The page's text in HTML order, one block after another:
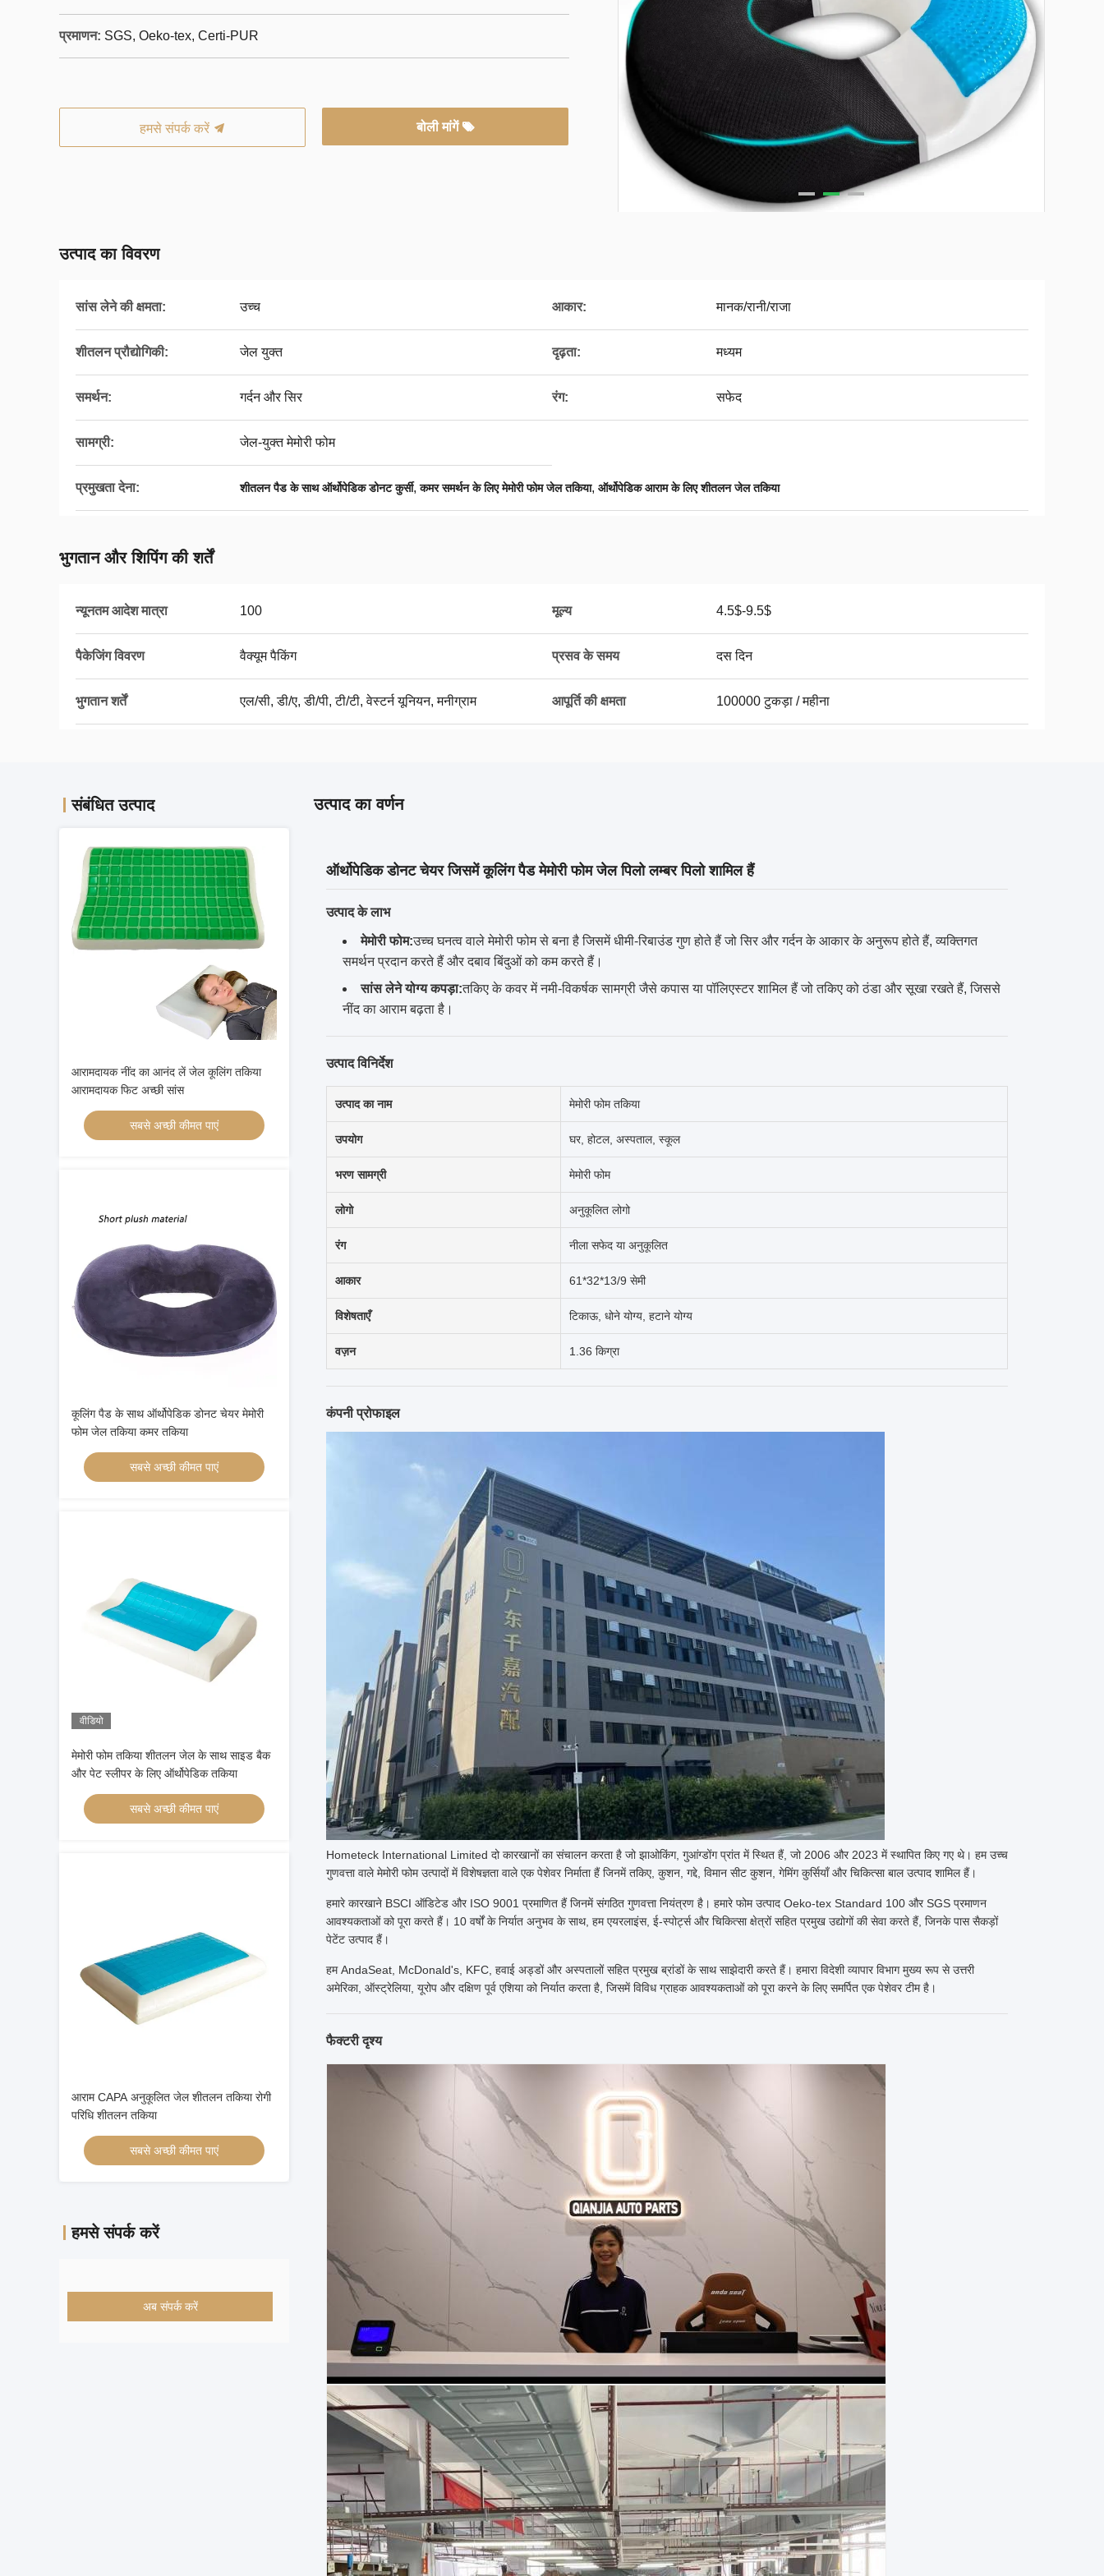
प्रमाणन: SGS, Oeko-tex, Certi-PUR
हमसे संपर्क करें बोली मांगें
उत्पाद का विवरण
सांस लेने की क्षमता: उच्च आकार: मानक/रानी/राजा
शीतलन प्रौद्योगिकी: जेल युक्त दृढ़ता: मध्यम
समर्थन: गर्दन और सिर रंग: सफेद
सामग्री: जेल-युक्त मेमोरी फोम
प्रमुखता देना: शीतलन पैड के साथ ऑर्थोपेडिक डोनट कुर्सी,कमर समर्थन के लिए मेमोरी फोम जेल तकिया, ऑर्थोपेडिक आराम के लिए शीतलन जेल तकिया
भुगतान और शिपिंग की शर्तें
न्यूनतम आदेश मात्रा 100 मूल्य 4.5$-9.5$
पैकेजिंग विवरण वैक्यूम पैकिंग प्रसव के समय दस दिन
भुगतान शर्तें एल/सी, डी/ए, डी/पी, टी/टी, वेस्टर्न यूनियन, मनीग्राम आपूर्ति की क्षमता 100000 टुकड़ा / महीना
संबंधित उत्पाद
आरामदायक नींद का आनंद लें जेल कूलिंग तकिया
आरामदायक फिट अच्छी सांस
सबसे अच्छी कीमत पाएं
कूलिंग पैड के साथ ऑर्थोपेडिक डोनट चेयर मेमोरी
फोम जेल तकिया कमर तकिया
सबसे अच्छी कीमत पाएं
वीडियो
मेमोरी फोम तकिया शीतलन जेल के साथ साइड बैक
और पेट स्लीपर के लिए ऑर्थोपेडिक तकिया
सबसे अच्छी कीमत पाएं
आराम CAPA अनुकूलित जेल शीतलन तकिया रोगी
परिधि शीतलन तकिया
सबसे अच्छी कीमत पाएं
हमसे संपर्क करें
अब संपर्क करें
उत्पाद का वर्णन
ऑर्थोपेडिक डोनट चेयर जिसमें कूलिंग पैड मेमोरी फोम जेल पिलो लम्बर पिलो शामिल हैं
उत्पाद के लाभ
मेमोरी फोम:उच्च घनत्व वाले मेमोरी फोम से बना है जिसमें धीमी-रिबाउंड गुण होते हैं जो सिर और गर्दन के आकार के अनुरूप होते हैं, व्यक्तिगत
समर्थन प्रदान करते हैं और दबाव बिंदुओं को कम करते हैं।
सांस लेने योग्य कपड़ा:तकिए के कवर में नमी-विकर्षक सामग्री जैसे कपास या पॉलिएस्टर शामिल हैं जो तकिए को ठंडा और सूखा रखते हैं, जिससे
नींद का आराम बढ़ता है।
उत्पाद विनिर्देश
उत्पाद का नाम मेमोरी फोम तकिया
उपयोग घर, होटल, अस्पताल, स्कूल
भरण सामग्री मेमोरी फोम
लोगो अनुकूलित लोगो
रंग नीला सफेद या अनुकूलित
आकार 61*32*13/9 सेमी
विशेषताएँ टिकाऊ, धोने योग्य, हटाने योग्य
वज़न 1.36 किग्रा
कंपनी प्रोफाइल
Hometeck International Limited दो कारखानों का संचालन करता है जो झाओकिंग, गुआंग्डोंग प्रांत में स्थित हैं, जो 2006 और 2023 में स्थापित किए गए थे। हम उच्च
गुणवत्ता वाले मेमोरी फोम उत्पादों में विशेषज्ञता वाले एक पेशेवर निर्माता हैं जिनमें तकिए, कुशन, गद्दे, विमान सीट कुशन, गेमिंग कुर्सियाँ और चिकित्सा बाल उत्पाद शामिल हैं।
हमारे कारखाने BSCI ऑडिटेड और ISO 9001 प्रमाणित हैं जिनमें संगठित गुणवत्ता नियंत्रण है। हमारे फोम उत्पाद Oeko-tex Standard 100 और SGS प्रमाणन
आवश्यकताओं को पूरा करते हैं। 10 वर्षों के निर्यात अनुभव के साथ, हम एयरलाइंस, ई-स्पोर्ट्स और चिकित्सा क्षेत्रों सहित प्रमुख उद्योगों की सेवा करते हैं, जिनके पास सैकड़ों
पेटेंट उत्पाद हैं।
हम AndaSeat, McDonald's, KFC, हवाई अड्डों और अस्पतालों सहित प्रमुख ब्रांडों के साथ साझेदारी करते हैं। हमारा विदेशी व्यापार विभाग मुख्य रूप से उत्तरी
अमेरिका, ऑस्ट्रेलिया, यूरोप और दक्षिण पूर्व एशिया को निर्यात करता है, जिसमें विविध ग्राहक आवश्यकताओं को पूरा करने के लिए समर्पित एक पेशेवर टीम है।
फैक्टरी दृश्य